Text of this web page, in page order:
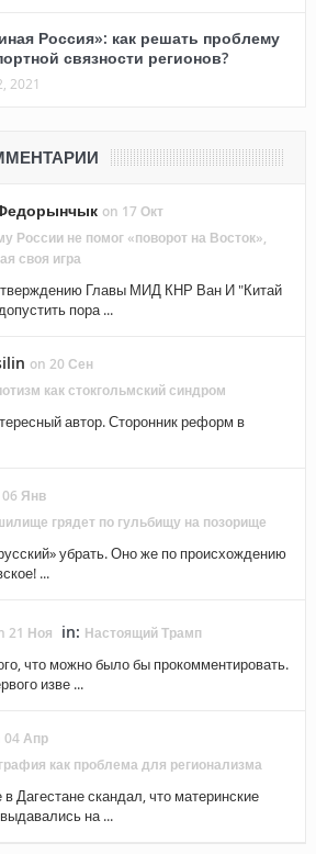
Россия»: как решать проблему
связности регионов?
2021
on 17 Окт
России не помог «поворот на Восток»,
своя игра
Главы МИД КНР Ван И "Китай
пора ...
on 20 Сен
как стокгольмский синдром
автор. Сторонник реформ в
Янв
грядет по гульбищу на позорище
убрать. Оно же по происхождению
...
21 Ноя in: Настоящий Трамп
что можно было бы прокомментировать.
изве ...
04 Апр
как проблема для регионализма
Дагестане скандал, что материнские
на ...